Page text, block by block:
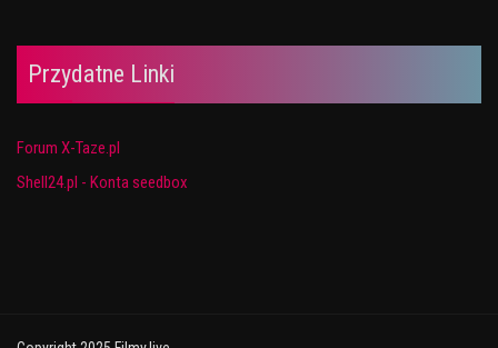
Przydatne Linki
Forum X-Taze.pl
Shell24.pl - Konta seedbox